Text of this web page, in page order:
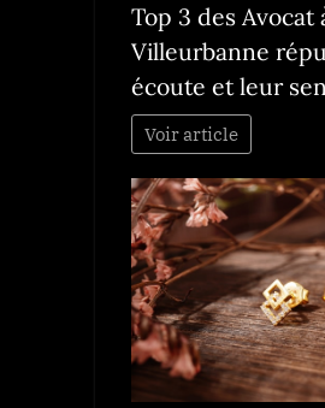
Top 3 des Avocat
Villeurbanne
écoute et leur
Voir article